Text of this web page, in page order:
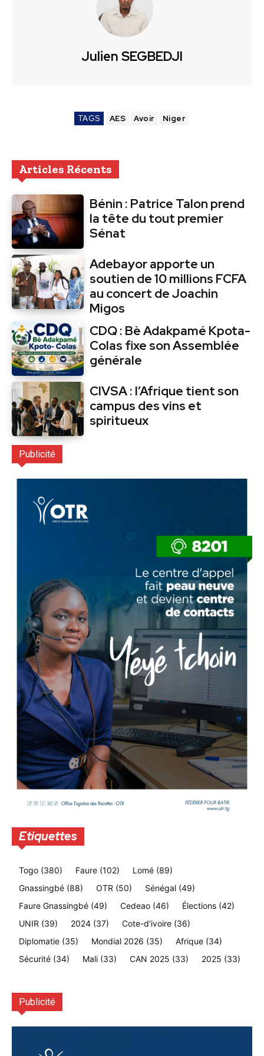
Julien SEGBEDJI
TAGS AES Avoir Niger
Articles Récents
Bénin : Patrice Talon prend
la tête du tout premier
Sénat
Adebayor apporte un
soutien de 10 millions FCFA
au concert de Joachin
Migos
CDQ : Bè Adakpamé Kpota-
Colas fixe son Assemblée
générale
CIVSA : l’Afrique tient son
campus des vins et
spiritueux
Publicité
Etiquettes
Togo (380) Faure (102) Lomé (89)
Gnassingbé (88) OTR (50) Sénégal (49)
Faure Gnassingbé (49) Cedeao (46) Élections (42)
UNIR (39) 2024 (37) Cote-d'ivoire (36)
Diplomatie (35) Mondial 2026 (35) Afrique (34)
Sécurité (34) Mali (33) CAN 2025 (33) 2025 (33)
Publicité